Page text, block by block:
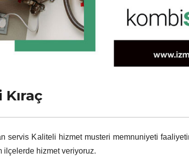
servis Kaliteli hizmet musteri memnuniyeti
ilçelerde hizmet veriyoruz.